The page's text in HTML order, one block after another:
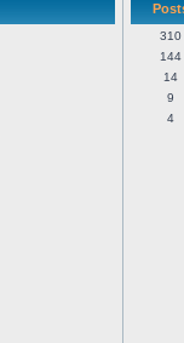
310
144
14
9
4